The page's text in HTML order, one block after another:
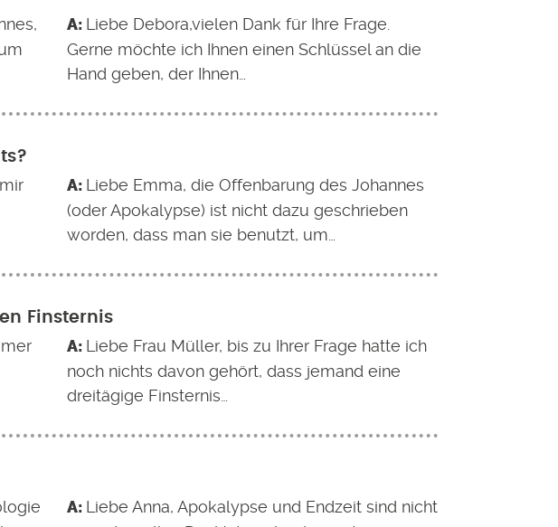
Liebe Debora,vielen Dank für Ihre Frage.
Gerne möchte ich Ihnen einen Schlüssel an die
Hand geben, der Ihnen…
Liebe Emma, die Offenbarung des Johannes
(oder Apokalypse) ist nicht dazu geschrieben
worden, dass man sie benutzt, um…
Finsternis
Liebe Frau Müller, bis zu Ihrer Frage hatte ich
noch nichts davon gehört, dass jemand eine
dreitägige Finsternis…
Liebe Anna, Apokalypse und Endzeit sind nicht